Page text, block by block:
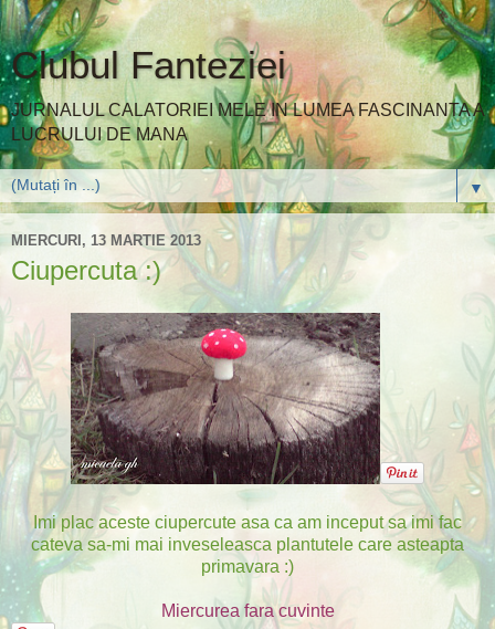
Clubul Fanteziei
JURNALUL CALATORIEI MELE IN LUMEA FASCINANTA A
LUCRULUI DE MANA
▼
MIERCURI, 13 MARTIE 2013
Ciupercuta :)
Imi plac aceste ciupercute asa ca am inceput sa imi fac
cateva sa-mi mai inveseleasca plantutele care asteapta
primavara :)
Miercurea fara cuvinte